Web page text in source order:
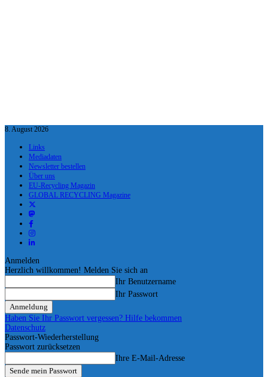
8. August 2026
Links
Mediadaten
Newsletter bestellen
Über uns
EU-Recycling Magazin
GLOBAL RECYCLING Magazine
Anmelden
Herzlich willkommen! Melden Sie sich an
Ihr Benutzername
Ihr Passwort
Haben Sie Ihr Passwort vergessen? Hilfe bekommen
Datenschutz
Passwort-Wiederherstellung
Passwort zurücksetzen
Ihre E-Mail-Adresse